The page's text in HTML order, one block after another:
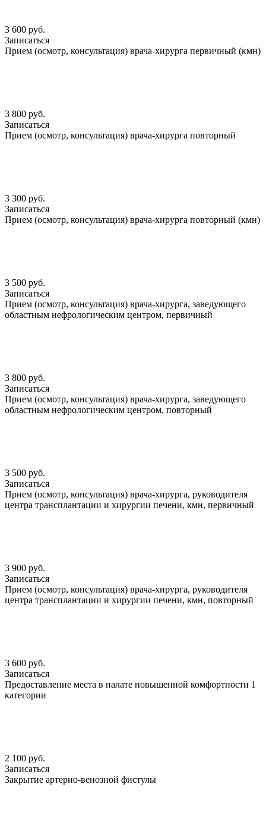
3 600 руб.
Записаться
Прием (осмотр, консультация) врача-хирурга первичный (кмн)
3 800 руб.
Записаться
Прием (осмотр, консультация) врача-хирурга повторный
3 300 руб.
Записаться
Прием (осмотр, консультация) врача-хирурга повторный (кмн)
3 500 руб.
Записаться
Прием (осмотр, консультация) врача-хирурга, заведующего
областным нефрологическим центром, первичный
3 800 руб.
Записаться
Прием (осмотр, консультация) врача-хирурга, заведующего
областным нефрологическим центром, повторный
3 500 руб.
Записаться
Прием (осмотр, консультация) врача-хирурга, руководителя
центра трансплантации и хирургии печени, кмн, первичный
3 900 руб.
Записаться
Прием (осмотр, консультация) врача-хирурга, руководителя
центра трансплантации и хирургии печени, кмн, повторный
3 600 руб.
Записаться
Предоставление места в палате повышенной комфортности 1
категории
2 100 руб.
Записаться
Закрытие артерио-венозной фистулы